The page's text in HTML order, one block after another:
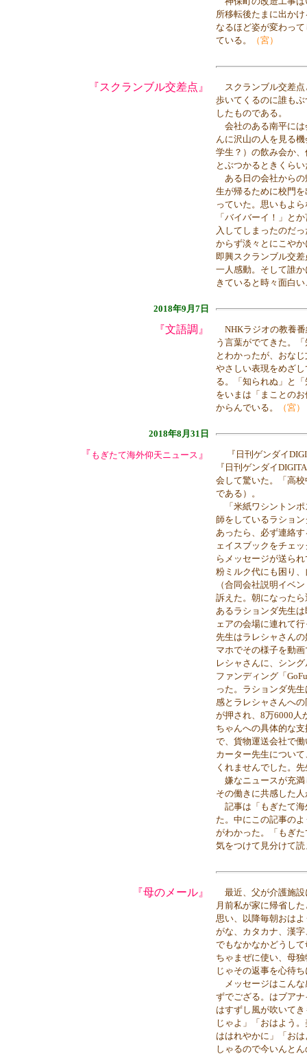
所移転後たまに出か
なるほど姿が変わっ
ている。
（宮）
『スクランブル交差点』
スクランブル交差点
歩いてくるのに誰も
したものである。
会社のある南平には
んに沢山の人を見る
学生？）の飲み会か
とぶつかるときくらい
ある日の会社からの
生が帰るために校門
っていた。思いもよ
「バイバーイ！」と
入してしまったのだ
からず淡々とにこや
即興スクランブル交
一人感動。そして誰
きていると時々面白
2018年9月7日
『文語調』
NHKラジオの教養番
う言葉がでてきた。
とわかったが、おな
やさしい表現をめざ
る。「知られぬ」と
をいまは「まことの
からんでいる。
（宮）
2018年8月31日
『 もぎたて海外仰天ニュース 』
『日刊ゲンダイ
『日刊ゲンダイ
会して驚いた。「高
である）。
「米紙ワシントンポ
師をしているラショ
あったら、必ず連絡
ェイスブックをチェ
らメッセージが送ら
粉ミルク代にも困り
（合同会社説明イベ
訴えた。朝になった
あるラションダ先生
ェアの会場に連れて
先生はラレシャさん
マホでその様子を動
レシャさんに、シン
ファンディング「
った。ラションダ先
感とラレシャさんへ
が押され、8万6000人
ちゃんへの具体的な
で、貨物運送会社で
カーター先生につい
くれませんでした。
嫌なニュースが充満
その働きに共感した
記事は「もぎたて海
た。中にこの記事の
がわかった。「もぎ
気をつけて見分けて
『母のメール』
最近、父が介護施設
月前私が家に帰省し
思い、以降毎朝おは
がな、カタカナ、漢
でもなかなかどうし
ちゃまぜに使い、母
じゃその返事を心待
メッセージはこんな
ずでござる。はブア
はすずし風が吹いて
じゃよ」「おはよう
ははれやかに」「お
しゃるので今いんと